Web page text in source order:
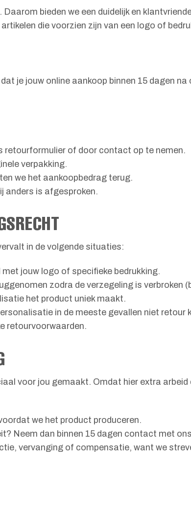
bieden we een duidelijk en
die voorzien zijn van een logo of
je jouw online aankoop binnen 15 dagen
retourformulier of door contact op te nemen.
verpakking.
we het aankoopbedrag terug.
anders is afgesproken.
in de volgende situaties:
jouw logo of specifieke bedrukking.
zodra de verzegeling is verbroken
het product uniek maakt.
in de meeste gevallen niet retour
retourvoorwaarden.
voor jou gemaakt. Omdat hier extra
we het product produceren.
Neem dan binnen 15 dagen contact met
vervanging of compensatie, want we